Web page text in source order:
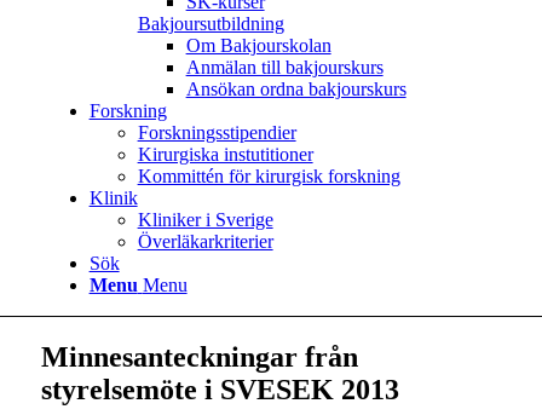
Bakjoursutbildning
Om Bakjourskolan
Anmälan till bakjourskurs
Ansökan ordna bakjourskurs
Forskning
Forskningsstipendier
Kirurgiska instutitioner
Kommittén för kirurgisk forskning
Klinik
Kliniker i Sverige
Överläkarkriterier
Sök
Menu Menu
Minnesanteckningar från
styrelsemöte i SVESEK 2013